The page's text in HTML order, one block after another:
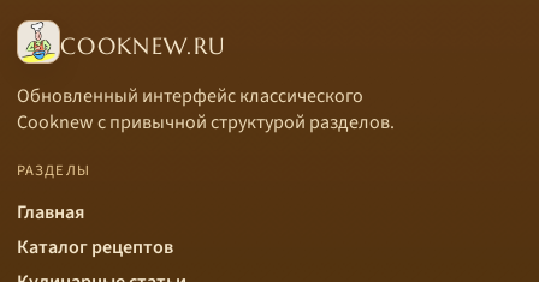
COOKNEW.RU
Обновленный интерфейс классического
Cooknew с привычной структурой разделов.
РАЗДЕЛЫ
Главная
Каталог рецептов